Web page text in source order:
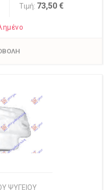
Τιμή: 73,50 €
ΨΥΓΕΙΟΥ